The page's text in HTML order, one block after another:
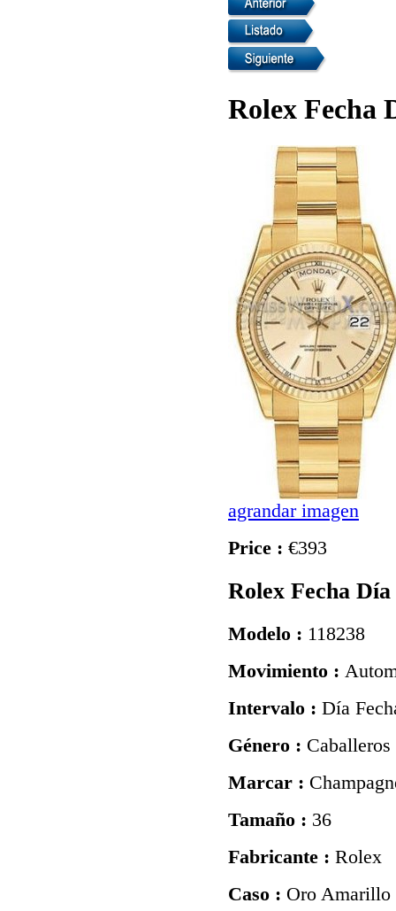
Rolex Fecha
agrandar imagen
Price : €393
Rolex Fecha Día
Modelo : 118238
Movimiento :
Intervalo : Día
Género : Caballeros
Marcar :
Tamaño : 36
Fabricante : Rolex
Caso : Oro Amarillo